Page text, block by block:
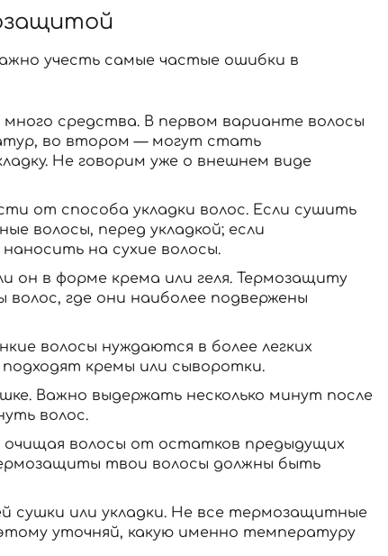
учесть самые частые ошибки в
средства. В первом варианте волосы
во втором — могут стать
Не говорим уже о внешнем виде
от способа укладки волос. Если сушить
волосы, перед укладкой; если
на сухие волосы.
он в форме крема или геля. Термозащиту
где они наиболее подвержены
волосы нуждаются в более легких
подходят кремы или сыворотки.
Важно выдержать несколько минут после
волос.
волосы от остатков предыдущих
твои волосы должны быть
или укладки. Не все термозащитные
уточняй, какую именно температуру